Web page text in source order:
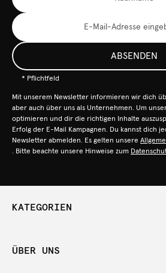
ABSENDEN
* Pflichtfeld
Mit unserem Newsletter informieren wir dich
aber auch über uns als Unternehmen. Um
optimieren und dir die richtigen Inhalte
Erfolg der E-Mail Kampagnen. Du kannst dich
Newsletter abmelden. Es gelten unsere
. Bitte beachte unsere Hinweise zum
KATEGORIEN
ÜBER UNS